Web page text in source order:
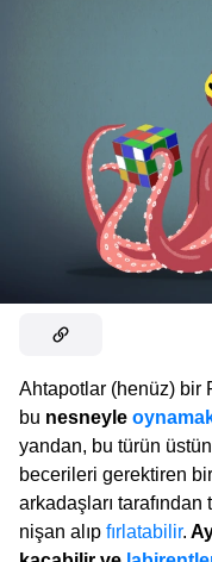
Ahtapotlar (henüz) bir
bu nesneyle
yandan, bu türün
becerileri gerektiren
arkadaşları
nişan alıp fırlatabilir.